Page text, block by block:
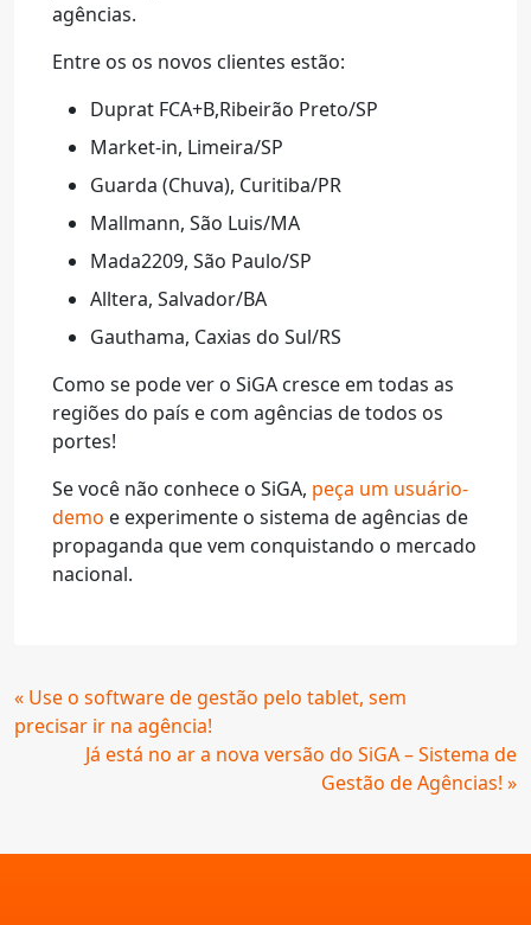
agências.
Entre os os novos clientes estão:
Duprat FCA+B,Ribeirão Preto/SP
Market-in, Limeira/SP
Guarda (Chuva), Curitiba/PR
Mallmann, São Luis/MA
Mada2209, São Paulo/SP
Alltera, Salvador/BA
Gauthama, Caxias do Sul/RS
Como se pode ver o SiGA cresce em todas as
regiões do país e com agências de todos os
portes!
Se você não conhece o SiGA, peça um usuário-
demo e experimente o sistema de agências de
propaganda que vem conquistando o mercado
nacional.
Continue
Lendo
« Use o software de gestão pelo tablet, sem
precisar ir na agência!
Já está no ar a nova versão do SiGA – Sistema de
Gestão de Agências! »